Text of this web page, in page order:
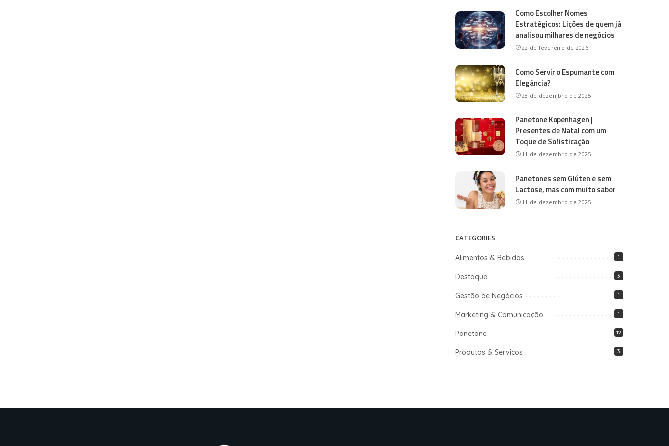
Como Escolher Nomes
Estratégicos: Lições de quem já
analisou milhares de negócios
22 de fevereiro de 2026
Como Servir o Espumante com
Elegância?
28 de dezembro de 2025
Panetone Kopenhagen |
Presentes de Natal com um
Toque de Sofisticação
11 de dezembro de 2025
Panetones sem Glúten e sem
Lactose, mas com muito sabor
11 de dezembro de 2025
CATEGORIES
Alimentos & Bebidas 1
Destaque 3
Gestão de Negócios 1
Marketing & Comunicação 1
Panetone 12
Produtos & Serviços 3